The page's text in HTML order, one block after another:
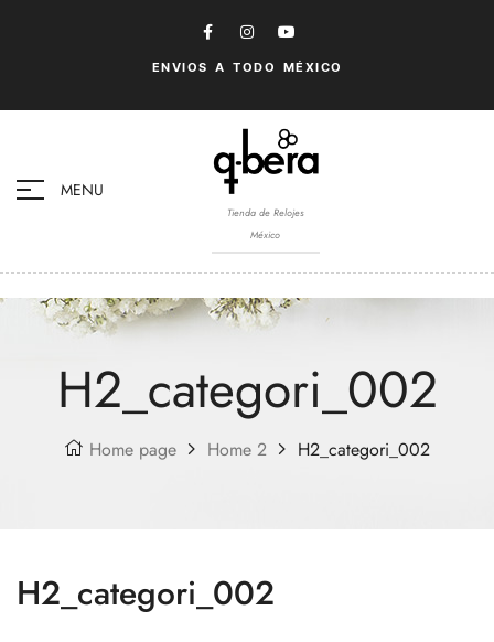
ENVIOS A TODO MÉXICO
MENU
Tienda de Relojes
México
H2_categori_002
Home page Home 2 H2_categori_002
H2_categori_002